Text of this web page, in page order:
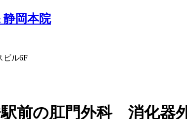
ビル6F
駅前の肛門外科 消化